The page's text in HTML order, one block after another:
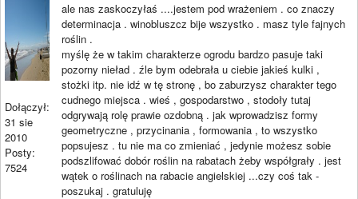
Dołączył:
31 sie
2010
Posty:
7524
ale nas zaskoczyłaś ....jestem pod wrażeniem . co znaczy
determinacja . winobluszcz bije wszystko . masz tyle fajnych
roślin .
myślę że w takim charakterze ogrodu bardzo pasuje taki
pozorny nieład . źle bym odebrała u ciebie jakieś kulki ,
stożki itp. nie idź w tę stronę , bo zaburzysz charakter tego
cudnego miejsca . wieś , gospodarstwo , stodoły tutaj
odgrywają rolę prawie ozdobną . jak wprowadzisz formy
geometryczne , przycinania , formowania , to wszystko
popsujesz . tu nie ma co zmieniać , jedynie możesz sobie
podszlifować dobór roślin na rabatach żeby współgrały . jest
wątek o roślinach na rabacie angielskiej ...czy coś tak -
poszukaj . gratuluję